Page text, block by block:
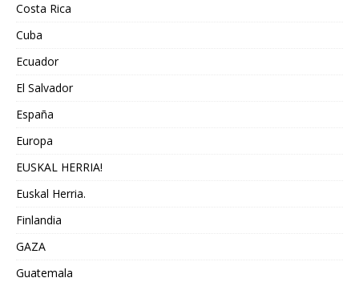
Costa Rica
Cuba
Ecuador
El Salvador
España
Europa
EUSKAL HERRIA!
Euskal Herria.
Finlandia
GAZA
Guatemala